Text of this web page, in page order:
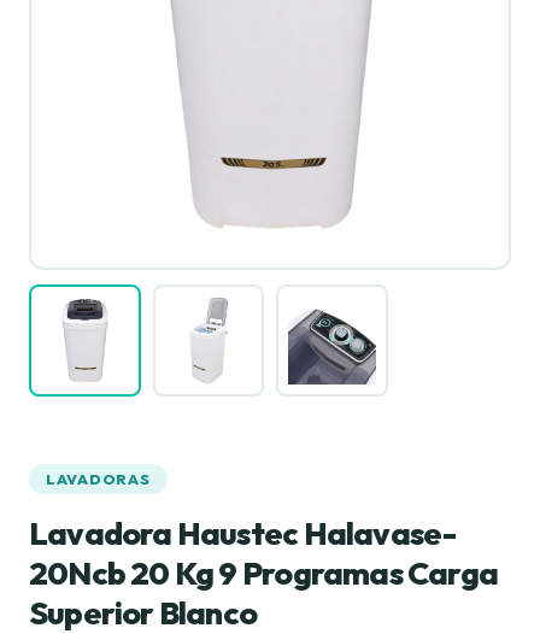
LAVADORAS
Lavadora Haustec Halavase-
20Ncb 20 Kg 9 Programas Carga
Superior Blanco